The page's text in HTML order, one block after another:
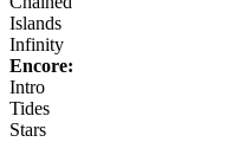
Islands
Infinity
Encore:
Intro
Tides
Stars